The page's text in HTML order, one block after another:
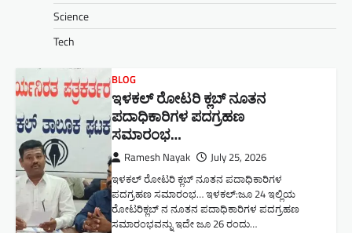
Science
Tech
BLOG
ಇಳಕಲ್ ರೋಟರಿ ಕ್ಲಬ್ ನೂತನ‌
ಪದಾಧಿಕಾರಿಗಳ ಪದಗ್ರಹಣ
ಸಮಾರಂಭ…
Ramesh Nayak July 25, 2026
ಇಳಕಲ್ ರೋಟರಿ ಕ್ಲಬ್ ನೂತನ‌ ಪದಾಧಿಕಾರಿಗಳ
ಪದಗ್ರಹಣ ಸಮಾರಂಭ… ಇಳಕಲ್:ಜೂ 24 ಇಲ್ಲಿಯ
ರೋಟರಿಕ್ಲಬ್ ನ ನೂತನ ಪದಾಧಿಕಾರಿಗಳ ಪದಗ್ರಹಣ
ಸಮಾರಂಭವನ್ನು ಇದೇ ಜೂ 26 ರಂದು…